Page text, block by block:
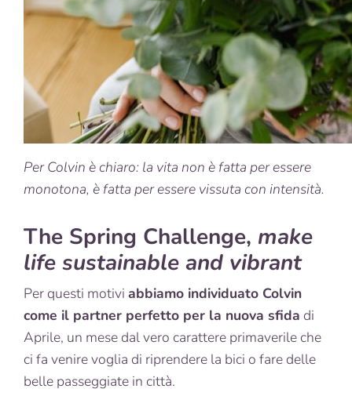
Per Colvin è chiaro: la vita non è fatta per essere
monotona, è fatta per essere vissuta con intensità.
The Spring Challenge, make
life sustainable and vibrant
Per questi motivi abbiamo individuato Colvin
come il partner perfetto per la nuova sfida di
Aprile, un mese dal vero carattere primaverile che
ci fa venire voglia di riprendere la bici o fare delle
belle passeggiate in città.